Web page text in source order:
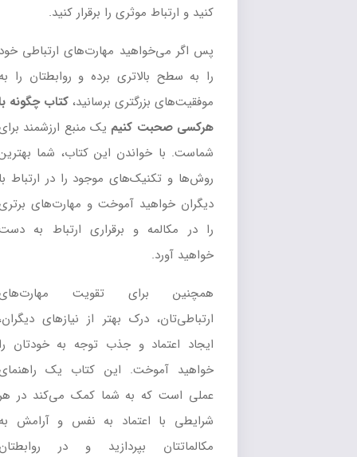
کنید و ارتباط موثری را برقرار کنید.
پس اگر می‌خواهید مهارت‌های ارتباطی خود
را به سطح بالاتری برده و روابطتان را به
موفقیت‌های بزرگتری برسانید،کتاب چگونه با
هرکسی صحبت کنیمیک منبع ارزشمند برای
شماست. با خواندن این کتاب، شما بهترین
روش‌ها و تکنیک‌های موجود را در ارتباط با
دیگران خواهید آموخت و مهارت‌های برتری
را در مکالمه و برقراری ارتباط به دست
خواهید آورد.
همچنین برای تقویت مهارت‌های
ارتباطی‌تان، درک بهتر از نیازهای دیگران،
ایجاد اعتماد و جذب توجه به خودتان را
خواهید آموخت. این کتاب یک راهنمای
عملی است که به شما کمک می‌کند در هر
شرایطی با اعتماد به نفس و آرامش به
مکالماتتان بپردازید و در روابطتان